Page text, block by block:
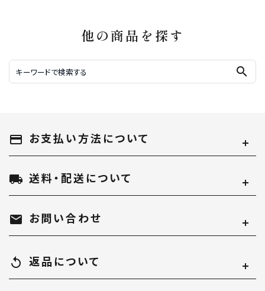
他の商品を探す
search
payment お支払い方法について
local_shipping 送料・配送について
mail お問い合わせ
replay 返品について